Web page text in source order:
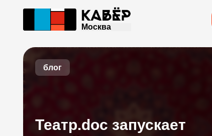
Москва
блог
Театр.doc запускает